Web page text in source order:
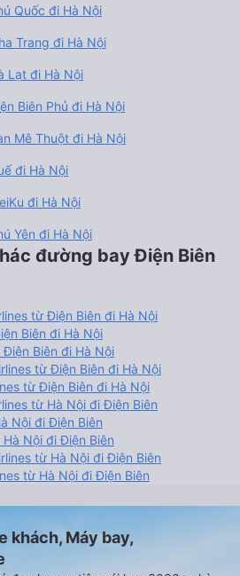
Quốc đi Hà Nội
Trang đi Hà Nội
Lạt đi Hà Nội
Biên Phủ đi Hà Nội
Mê Thuột đi Hà Nội
đi Hà Nội
đi Hà Nội
Yên đi Hà Nội
đường bay Điện Biên
từ Điện Biên đi Hà Nội
Biên đi Hà Nội
Biên đi Hà Nội
từ Điện Biên đi Hà Nội
từ Điện Biên đi Hà Nội
từ Hà Nội đi Điện Biên
Nội đi Điện Biên
Nội đi Điện Biên
từ Hà Nội đi Điện Biên
từ Hà Nội đi Điện Biên
khách, Máy bay,